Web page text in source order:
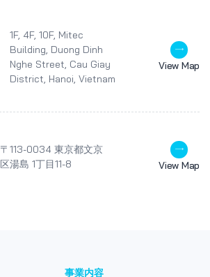
1F, 4F, 10F, Mitec
Building, Duong Dinh
Nghe Street, Cau Giay
District, Hanoi, Vietnam
View Map
〒113-0034 東京都文京
区湯島 1丁目11-8
View Map
事業内容